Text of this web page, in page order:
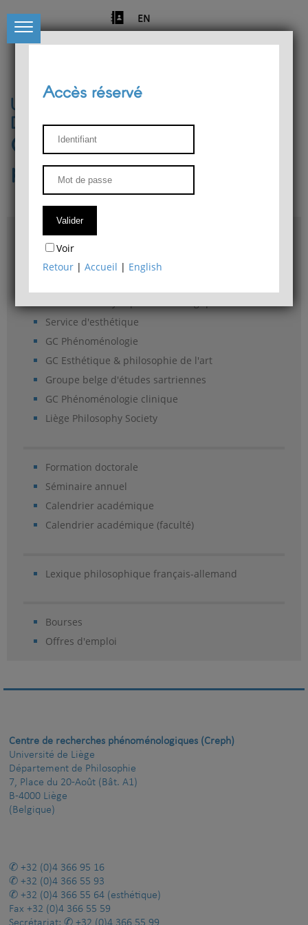
EN
Université de Liège
Département de philosophie
Centre de recherches
phénoménologiques
Accès & plans
Bibliothèque du Département de philosophie
Service d'esthétique
GC Phénoménologie
GC Esthétique & philosophie de l'art
Groupe belge d'études sartriennes
GC Phénoménologie clinique
Liège Philosophy Society
Formation doctorale
Séminaire annuel
Calendrier académique
Calendrier académique (faculté)
Lexique philosophique français-allemand
Bourses
Offres d'emploi
Accès réservé
Voir
Retour |Accueil | English
Centre de recherches phénoménologiques (Creph)
Université de Liège
Département de Philosophie
7, Place du 20-Août (Bât. A1)
B-4000 Liège
(Belgique)
+32 (0)4 366 95 16
+32 (0)4 366 55 93
+32 (0)4 366 55 64 (esthétique)
Fax +32 (0)4 366 55 59